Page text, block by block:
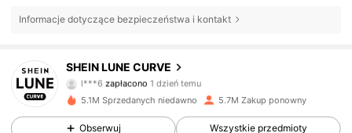
Informacje dotyczące bezpieczeństwa i kontakt
SHEIN LUNE CURVE
4,84
449K Obserwujący
l***6 zapłacono 1 dzień temu
n***i zaobserwował(-a)10 minut(y) temu
4,84 449K Obserwujący
5.1M Sprzedanych niedawno 5.7M Zakup ponowny
Obserwuj Wszystkie przedmioty